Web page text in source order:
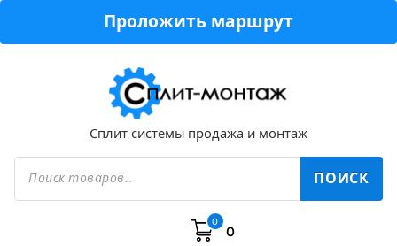
Проложить маршрут
Сплит системы продажа и монтаж
Поиск
товаров
ПОИСК
0
0